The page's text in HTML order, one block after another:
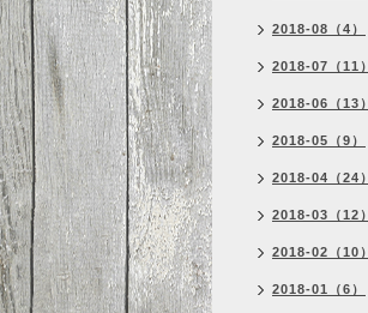
2018-08（4）
2018-07（11）
2018-06（13）
2018-05（9）
2018-04（24）
2018-03（12）
2018-02（10）
2018-01（6）